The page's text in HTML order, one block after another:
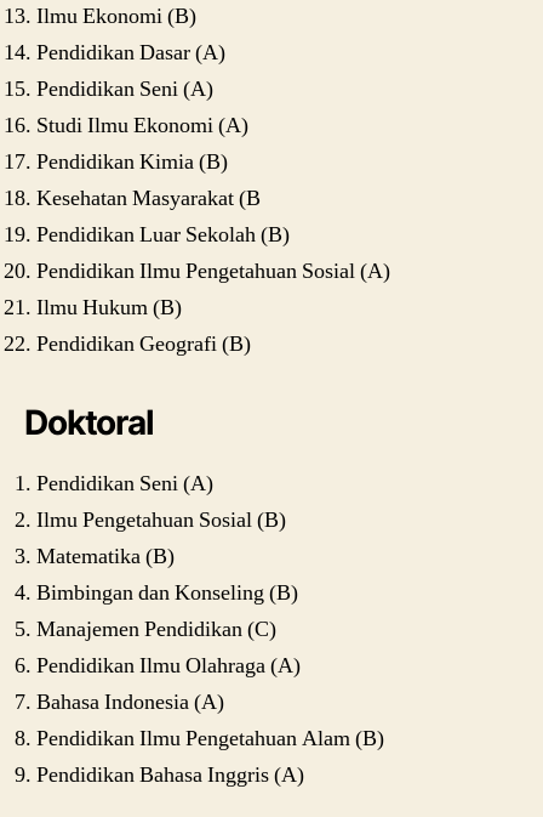
Ilmu Ekonomi (B)
Pendidikan Dasar (A)
Pendidikan Seni (A)
Studi Ilmu Ekonomi (A)
Pendidikan Kimia (B)
Kesehatan Masyarakat (B
Pendidikan Luar Sekolah (B)
Pendidikan Ilmu Pengetahuan Sosial (A)
Ilmu Hukum (B)
Pendidikan Geografi (B)
Doktoral
Pendidikan Seni (A)
Ilmu Pengetahuan Sosial (B)
Matematika (B)
Bimbingan dan Konseling (B)
Manajemen Pendidikan (C)
Pendidikan Ilmu Olahraga (A)
Bahasa Indonesia (A)
Pendidikan Ilmu Pengetahuan Alam (B)
Pendidikan Bahasa Inggris (A)